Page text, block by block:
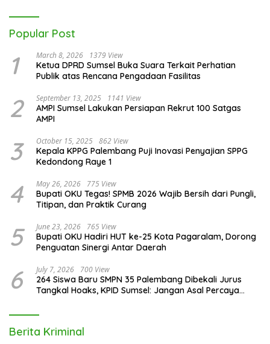
Popular Post
1 March 8, 2026 1379 View
Ketua DPRD Sumsel Buka Suara Terkait Perhatian
Publik atas Rencana Pengadaan Fasilitas
2 September 13, 2025 1141 View
AMPI Sumsel Lakukan Persiapan Rekrut 100 Satgas
AMPI
3 October 15, 2025 862 View
Kepala KPPG Palembang Puji Inovasi Penyajian SPPG
Kedondong Raye 1
4 May 26, 2026 775 View
Bupati OKU Tegas! SPMB 2026 Wajib Bersih dari Pungli,
Titipan, dan Praktik Curang
5 June 23, 2026 765 View
Bupati OKU Hadiri HUT ke-25 Kota Pagaralam, Dorong
Penguatan Sinergi Antar Daerah
6 July 7, 2026 700 View
264 Siswa Baru SMPN 35 Palembang Dibekali Jurus
Tangkal Hoaks, KPID Sumsel: Jangan Asal Percaya
Berita Kriminal